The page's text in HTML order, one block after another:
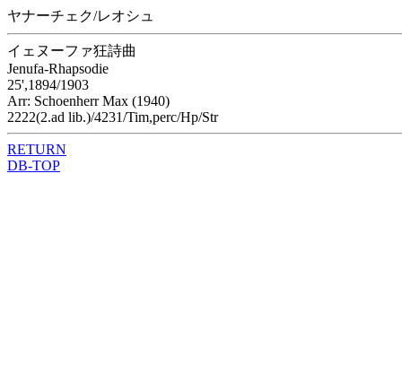
ヤナーチェク/レオシュ
イェヌーファ狂詩曲
Jenufa-Rhapsodie
25',1894/1903
Arr: Schoenherr Max (1940)
2222(2.ad lib.)/4231/Tim,perc/Hp/Str
RETURN
DB-TOP